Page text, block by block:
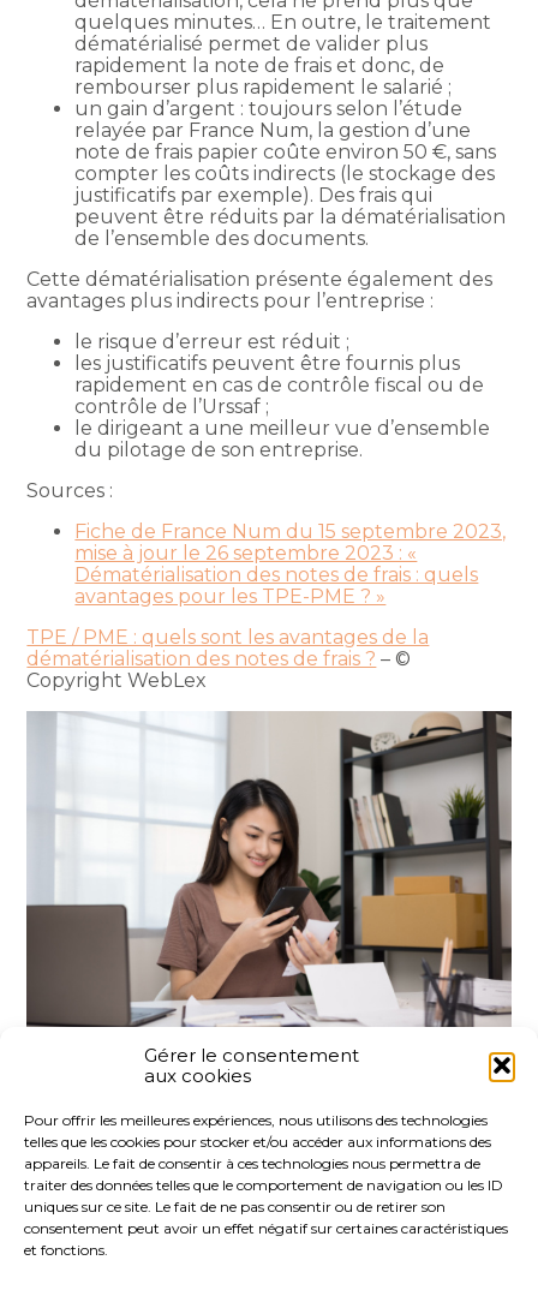
Gérer le consentement
aux cookies
Pour offrir les meilleures expériences, nous utilisons des technologies
telles que les cookies pour stocker et/ou accéder aux informations des
appareils. Le fait de consentir à ces technologies nous permettra de
traiter des données telles que le comportement de navigation ou les ID
uniques sur ce site. Le fait de ne pas consentir ou de retirer son
consentement peut avoir un effet négatif sur certaines caractéristiques
et fonctions.
quelques minutes… En outre, le traitement
dématérialisé permet de valider plus
rapidement la note de frais et donc, de
rembourser plus rapidement le salarié ;
un gain d’argent : toujours selon l’étude
relayée par France Num, la gestion d’une
note de frais papier coûte environ 50 €, sans
compter les coûts indirects (le stockage des
justificatifs par exemple). Des frais qui
peuvent être réduits par la dématérialisation
de l’ensemble des documents.
Cette dématérialisation présente également des
avantages plus indirects pour l’entreprise :
le risque d’erreur est réduit ;
les justificatifs peuvent être fournis plus
rapidement en cas de contrôle fiscal ou de
contrôle de l’Urssaf ;
le dirigeant a une meilleur vue d’ensemble
du pilotage de son entreprise.
Sources :
Fiche de France Num du 15 septembre 2023,
mise à jour le 26 septembre 2023 : «
Dématérialisation des notes de frais : quels
avantages pour les TPE-PME ? »
TPE / PME : quels sont les avantages de la
dématérialisation des notes de frais ? – ©
Copyright WebLex
FaceBook
TwitterLinkedIn